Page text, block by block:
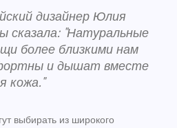
дизайнер Юлия
сказала: "Натуральные
более близкими нам
и дышат вместе
кожа."
выбирать из широкого